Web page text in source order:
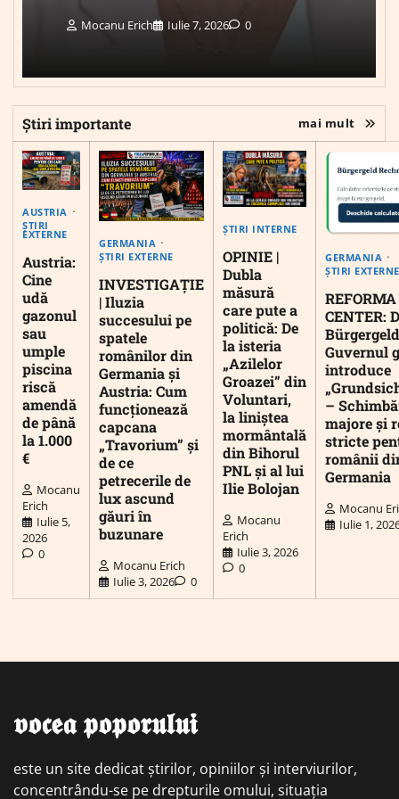
Mocanu Erich Iulie 7, 2026 0
Știri importante mai mult
AUSTRIA
ȘTIRI
EXTERNE
Austria:
Cine
udă
gazonul
sau
umple
piscina
riscă
amendă
de până
la 1.000
€
Mocanu
Erich
Iulie 5,
2026
0
GERMANIA
ȘTIRI EXTERNE
INVESTIGAȚIE
| Iluzia
succesului pe
spatele
românilor din
Germania și
Austria: Cum
funcționează
capcana
„Travorium” și
de ce
petrecerile de
lux ascund
găuri în
buzunare
Mocanu Erich
Iulie 3, 2026
0
ȘTIRI INTERNE
OPINIE |
Dubla
măsură
care pute a
politică: De
la isteria
„Azilelor
Groazei” din
Voluntari,
la liniștea
mormântală
din Bihorul
PNL și al lui
Ilie Bolojan
Mocanu
Erich
Iulie 3, 2026
0
GERMANIA
ȘTIRI EXTERNE
CENTER:
Guvernul
introduce
–
majore și
stricte
românii
Germania
Mocanu
Iulie 1,
𝖛𝖔𝖈𝖊𝖆 𝖕𝖔𝖕𝖔𝖗𝖚𝖑𝖚𝖎
este un site dedicat știrilor, opiniilor și interviurilor,
concentrându-se pe drepturile omului, situația